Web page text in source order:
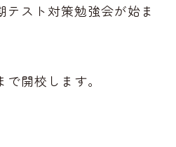
テスト対策勉強会が始ま
開校します。